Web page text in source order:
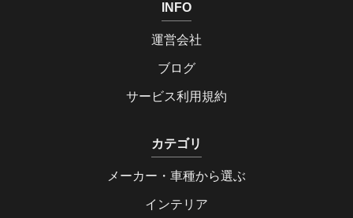
INFO
運営会社
ブログ
サービス利用規約
カテゴリ
メーカー・車種から選ぶ
インテリア